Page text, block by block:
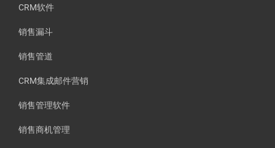
CRM软件
销售漏斗
销售管道
CRM集成邮件营销
销售管理软件
销售商机管理